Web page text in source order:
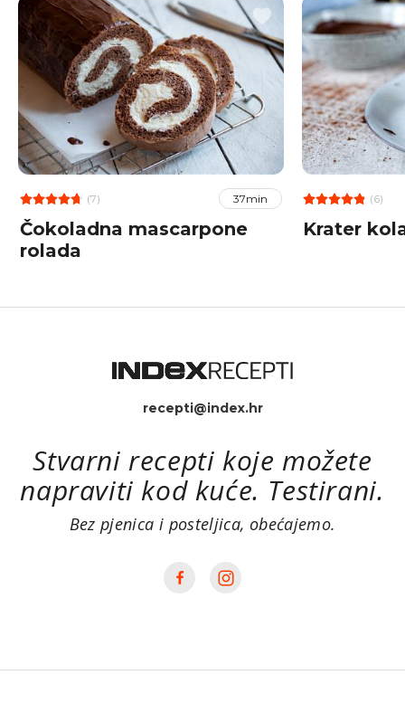
(7) 37min
Čokoladna mascarpone
rolada
(6)
Krater
recepti@index.hr
Stvarni recepti koje možete
napraviti kod kuće. Testirani.
Bez pjenica i posteljica, obećajemo.